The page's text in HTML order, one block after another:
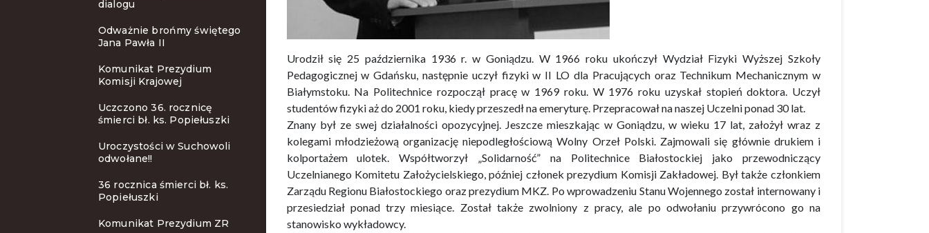
dialogu
Odważnie brońmy świętego
Jana Pawła II
Komunikat Prezydium
Komisji Krajowej
Uczczono 36. rocznicę
śmierci bł. ks. Popiełuszki
Uroczystości w Suchowoli
odwołane!!
36 rocznica śmierci bł. ks.
Popiełuszki
Komunikat Prezydium ZR
Urodził się 25 października 1936 r. w Goniądzu. W 1966 roku ukończył Wydział Fizyki Wyższej Szkoły
Pedagogicznej w Gdańsku, następnie uczył fizyki w II LO dla Pracujących oraz Technikum Mechanicznym w
Białymstoku. Na Politechnice rozpoczął pracę w 1969 roku. W 1976 roku uzyskał stopień doktora. Uczył
studentów fizyki aż do 2001 roku, kiedy przeszedł na emeryturę. Przepracował na naszej Uczelni ponad 30 lat.
Znany był ze swej działalności opozycyjnej. Jeszcze mieszkając w Goniądzu, w wieku 17 lat, założył wraz z
kolegami młodzieżową organizację niepodległościową Wolny Orzeł Polski. Zajmowali się głównie drukiem i
kolportażem ulotek. Współtworzył „Solidarność” na Politechnice Białostockiej jako przewodniczący
Uczelnianego Komitetu Założycielskiego, później członek prezydium Komisji Zakładowej. Był także członkiem
Zarządu Regionu Białostockiego oraz prezydium MKZ. Po wprowadzeniu Stanu Wojennego został internowany i
przesiedział ponad trzy miesiące. Został także zwolniony z pracy, ale po odwołaniu przywrócono go na
stanowisko wykładowcy.